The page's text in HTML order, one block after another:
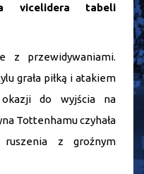
vicelidera tabeli
z przewidywaniami.
grała piłką i atakiem
okazji do wyjścia na
Tottenhamu czyhała
z groźnym